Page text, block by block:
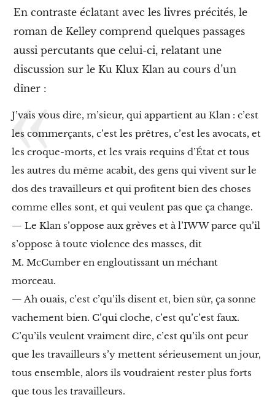
En contraste éclatant avec les livres précités, le
roman de Kelley comprend quelques passages
aussi percutants que celui-ci, relatant une
discussion sur le Ku Klux Klan au cours d’un
dîner :
J’vais vous dire, m’sieur, qui appartient au Klan : c’est
les commerçants, c’est les prêtres, c’est les avocats, et
les croque-morts, et les vrais requins d’État et tous
les autres du même acabit, des gens qui vivent sur le
dos des travailleurs et qui profitent bien des choses
comme elles sont, et qui veulent pas que ça change.
— Le Klan s’oppose aux grèves et à l’IWW parce qu’il
s’oppose à toute violence des masses, dit
M. McCumber en engloutissant un méchant
morceau.
— Ah ouais, c’est c’qu’ils disent et, bien sûr, ça sonne
vachement bien. C’qui cloche, c’est qu’c’est faux.
C’qu’ils veulent vraiment dire, c’est qu’ils ont peur
que les travailleurs s’y mettent sérieusement un jour,
tous ensemble, alors ils voudraient rester plus forts
que tous les travailleurs.
a
n
c
s
s
u
r
d
s
y
d
i
c
a
e
t
a
r
i
e
n
d
l
a